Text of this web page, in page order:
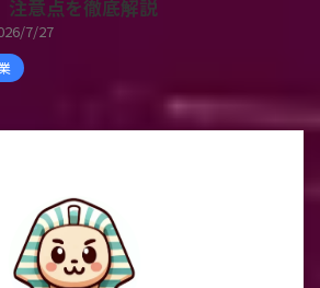
注意点を徹底解説
7/27